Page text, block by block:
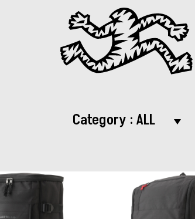
Category :